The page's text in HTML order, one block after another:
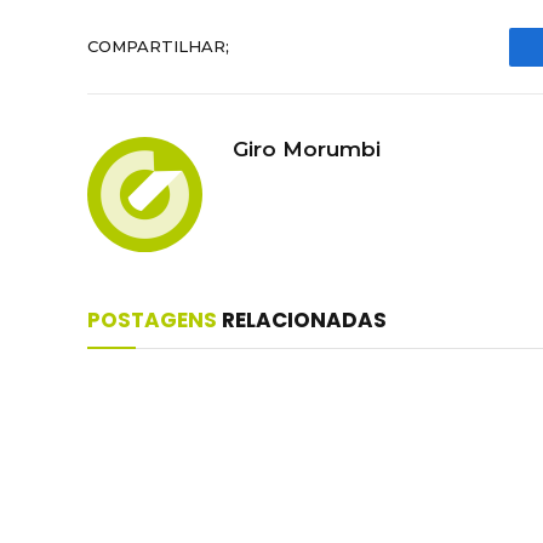
COMPARTILHAR;
Giro Morumbi
POSTAGENS RELACIONADAS